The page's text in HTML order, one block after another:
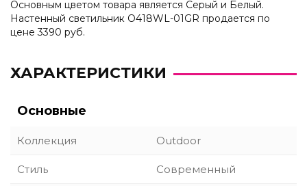
Основным цветом товара является Серый и Белый.
Настенный светильник O418WL-01GR продается по
цене 3390 руб.
ХАРАКТЕРИСТИКИ
Основные
Коллекция Outdoor
Стиль Современный